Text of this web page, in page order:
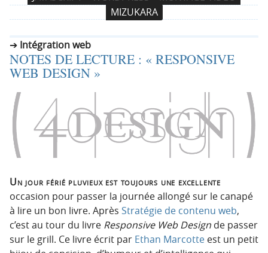
v
i
a
t
n
r
c
i
p
a
l
l
e
a
u
c
n
e
n
MIZUKARA
Intégration web
NOTES DE LECTURE : « RESPONSIVE
WEB DESIGN »
Un jour férié pluvieux est toujours une excellente
occasion pour passer la journée allongé sur le canapé
à lire un bon livre. Après Stratégie de contenu web,
c’est au tour du livre Responsive Web Design de passer
sur le grill. Ce livre écrit par Ethan Marcotte est un petit